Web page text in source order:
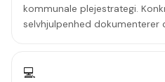
kommunale plejestrategi.
selvhjulpenhed dokumenterer
💻